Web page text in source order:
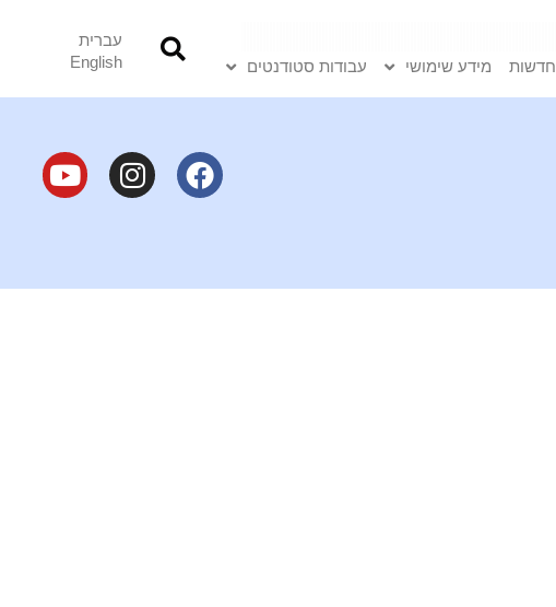
חדשות מידע שימושי עבודות סטודנטים
עברית
English